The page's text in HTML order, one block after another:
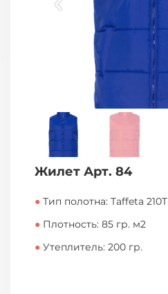
Жилет Арт. 84
● Тип полотна: Taffeta 210T
● Плотность: 85 гр. м2
● Утеплитель: 200 гр.